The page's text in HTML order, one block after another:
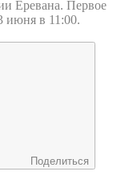
Еревана. Первое
июня в 11:00.
Поделиться